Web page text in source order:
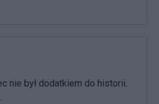
nie był dodatkiem do historii.